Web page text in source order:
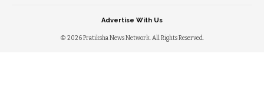
© 2026 Pratiksha News Network. All Rights Reserved.
Advertise With Us